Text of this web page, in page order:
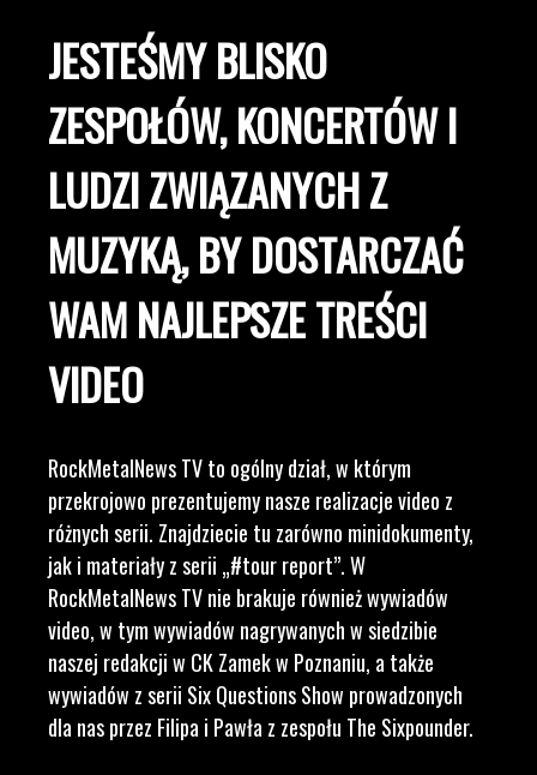
JESTEŚMY BLISKO
ZESPOŁÓW, KONCERTÓW I
LUDZI ZWIĄZANYCH Z
MUZYKĄ, BY DOSTARCZAĆ
WAM NAJLEPSZE TREŚCI
VIDEO
RockMetalNews TV to ogólny dział, w którym
przekrojowo prezentujemy nasze realizacje video z
różnych serii. Znajdziecie tu zarówno minidokumenty,
jak i materiały z serii „#tour report”. W
RockMetalNews TV nie brakuje również wywiadów
video, w tym wywiadów nagrywanych w siedzibie
naszej redakcji w CK Zamek w Poznaniu, a także
wywiadów z serii Six Questions Show prowadzonych
dla nas przez Filipa i Pawła z zespołu The Sixpounder.